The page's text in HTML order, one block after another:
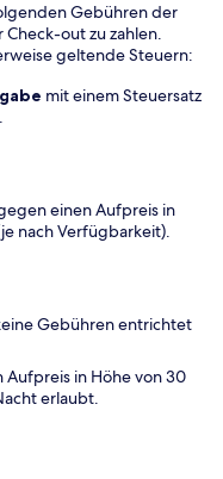
Gebühren der
out zu zahlen.
geltende Steuern:
mit einem Steuersatz
einen Aufpreis in
nach Verfügbarkeit).
Gebühren entrichtet
Aufpreis in Höhe von 30
erlaubt.